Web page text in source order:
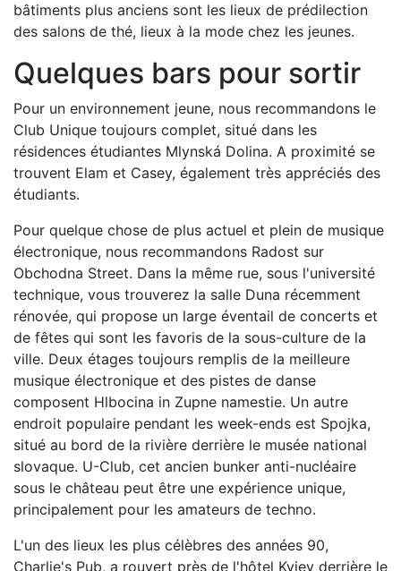
bâtiments plus anciens sont les lieux de prédilection
des salons de thé, lieux à la mode chez les jeunes.
Quelques bars pour sortir
Pour un environnement jeune, nous recommandons le
Club Unique toujours complet, situé dans les
résidences étudiantes Mlynská Dolina. A proximité se
trouvent Elam et Casey, également très appréciés des
étudiants.
Pour quelque chose de plus actuel et plein de musique
électronique, nous recommandons Radost sur
Obchodna Street. Dans la même rue, sous l'université
technique, vous trouverez la salle Duna récemment
rénovée, qui propose un large éventail de concerts et
de fêtes qui sont les favoris de la sous-culture de la
ville. Deux étages toujours remplis de la meilleure
musique électronique et des pistes de danse
composent Hlbocina in Zupne namestie. Un autre
endroit populaire pendant les week-ends est Spojka,
situé au bord de la rivière derrière le musée national
slovaque. U-Club, cet ancien bunker anti-nucléaire
sous le château peut être une expérience unique,
principalement pour les amateurs de techno.
L'un des lieux les plus célèbres des années 90,
Charlie's Pub, a rouvert près de l'hôtel Kyjev derrière le